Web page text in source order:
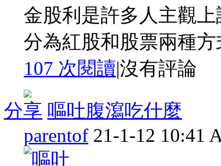
金股利是許多人主觀
分為紅股和股票兩種方
107 次閱讀|沒有評論
分享 嘔吐腹瀉吃什麼
parentof 21-1-12 10:41